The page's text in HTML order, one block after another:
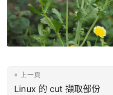
« 上一頁
Linux 的 cut 擷取部份